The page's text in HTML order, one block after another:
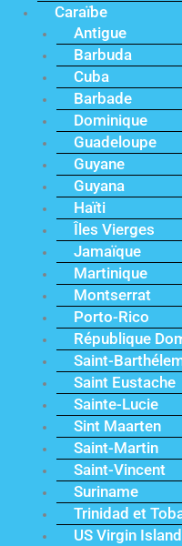
Caraïbe
Antigue
Barbuda
Cuba
Barbade
Dominique
Guadeloupe
Guyane
Guyana
Haïti
Îles Vierges
Jamaïque
Martinique
Montserrat
Porto-Rico
République
Saint-
Saint Eustache
Sainte-Lucie
Sint Maarten
Saint-Martin
Saint-Vincent
Suriname
Trinidad et
US Virgin Island